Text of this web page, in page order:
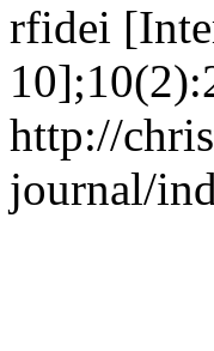
rfidei
http://
journal/